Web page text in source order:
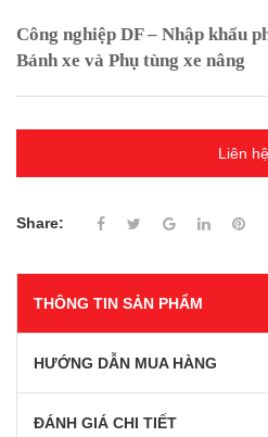
Công nghiệp DF – Nhập khẩu
Bánh xe và Phụ tùng xe nâng
Liên hệ
Share:
THÔNG TIN SẢN PHẨM
HƯỚNG DẪN MUA HÀNG
ĐÁNH GIÁ CHI TIẾT